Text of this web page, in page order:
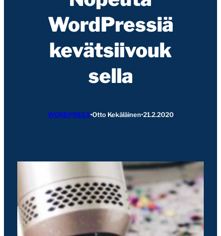
WordPressiä
kevätsiivouk
sella
WORDPRESS•Otto Kekäläinen•21.2.2020